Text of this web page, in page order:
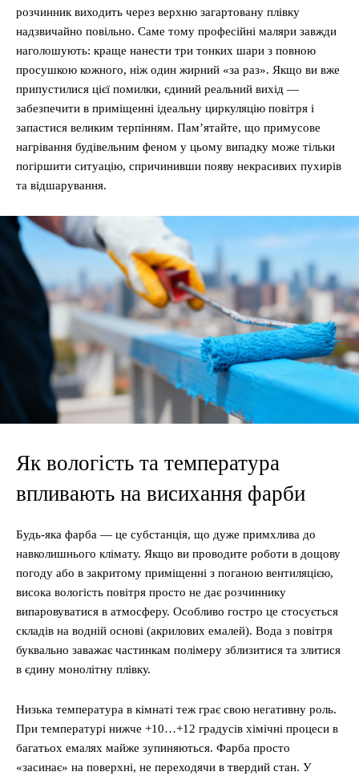
розчинник виходить через верхню загартовану плівку
надзвичайно повільно. Саме тому професійні маляри завжди
наголошують: краще нанести три тонких шари з повною
просушкою кожного, ніж один жирний «за раз». Якщо ви вже
припустилися цієї помилки, єдиний реальний вихід —
забезпечити в приміщенні ідеальну циркуляцію повітря і
запастися великим терпінням. Пам’ятайте, що примусове
нагрівання будівельним феном у цьому випадку може тільки
погіршити ситуацію, спричинивши появу некрасивих пухирів
та відшарування.
Як вологість та температура
впливають на висихання фарби
Будь-яка фарба — це субстанція, що дуже примхлива до
навколишнього клімату. Якщо ви проводите роботи в дощову
погоду або в закритому приміщенні з поганою вентиляцією,
висока вологість повітря просто не дає розчиннику
випаровуватися в атмосферу. Особливо гостро це стосується
складів на водній основі (акрилових емалей). Вода з повітря
буквально заважає частинкам полімеру зблизитися та злитися
в єдину монолітну плівку.
Низька температура в кімнаті теж грає свою негативну роль.
При температурі нижче +10…+12 градусів хімічні процеси в
багатьох емалях майже зупиняються. Фарба просто
«засинає» на поверхні, не переходячи в твердий стан. У